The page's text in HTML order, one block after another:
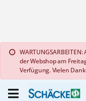
info
der Webshop am
Verfügung. Vielen